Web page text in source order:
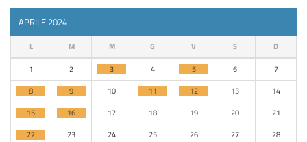
APRILE 2024
L M M G V S D
1 2 3 4 5 6
7
8
9 10 11 12 13
14
15
16 17 18 19 20
21
22
23 24 25 26 27
28